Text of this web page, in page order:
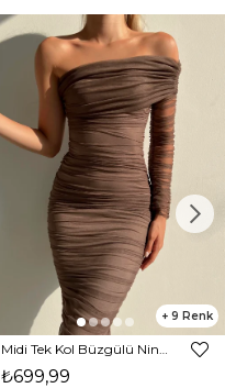
9
₺699,99